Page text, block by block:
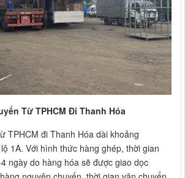
Từ TPHCM Đi Thanh Hóa
TPHCM đi Thanh Hóa dài khoảng
1A. Với hình thức hàng ghép, thời gian
ngày do hàng hóa sẽ được giao dọc